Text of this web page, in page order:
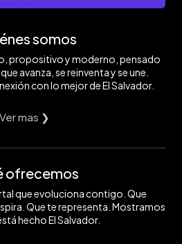
somos
propositivo y moderno, pensado
avanza, se reinventa y se une.
con lo mejor de El Salvador.
Ver mas ❯
ofrecemos
que evoluciona contigo. Que
Que te representa. Mostramos
hecho El Salvador.